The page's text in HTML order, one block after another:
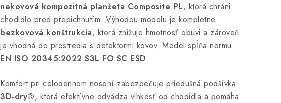
nekovová kompozitná planžeta Composite PL, ktorá chráni
chodidlo pred prepichnutím. Výhodou modelu je kompletne
bezkovová konštrukcia, ktorá znižuje hmotnosť obuvi a zároveň
je vhodná do prostredia s detektormi kovov. Model spĺňa normu
EN ISO 20345:2022 S3L FO SC ESD.
Komfort pri celodennom nosení zabezpečuje priedušná podšívka
3D-dry®, ktorá efektívne odvádza vlhkosť od chodidla a pomáha